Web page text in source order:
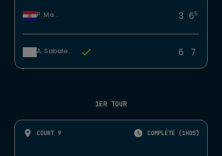
P. Martic 3 65
A. Sabalenka 6 7
1ER TOUR
COURT 9 COMPLÉTÉ (1H05)